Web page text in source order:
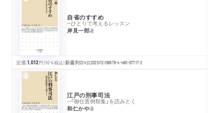
自省のすすめ
─ひとりで考えるレッスン
岸見一郎著
定価:1,012円 （10％税込）新書判224頁2025/12/08978-4-480-07717-2
江戸の刑事司法
─「御仕置例類集」を読みとく
和仁かや著